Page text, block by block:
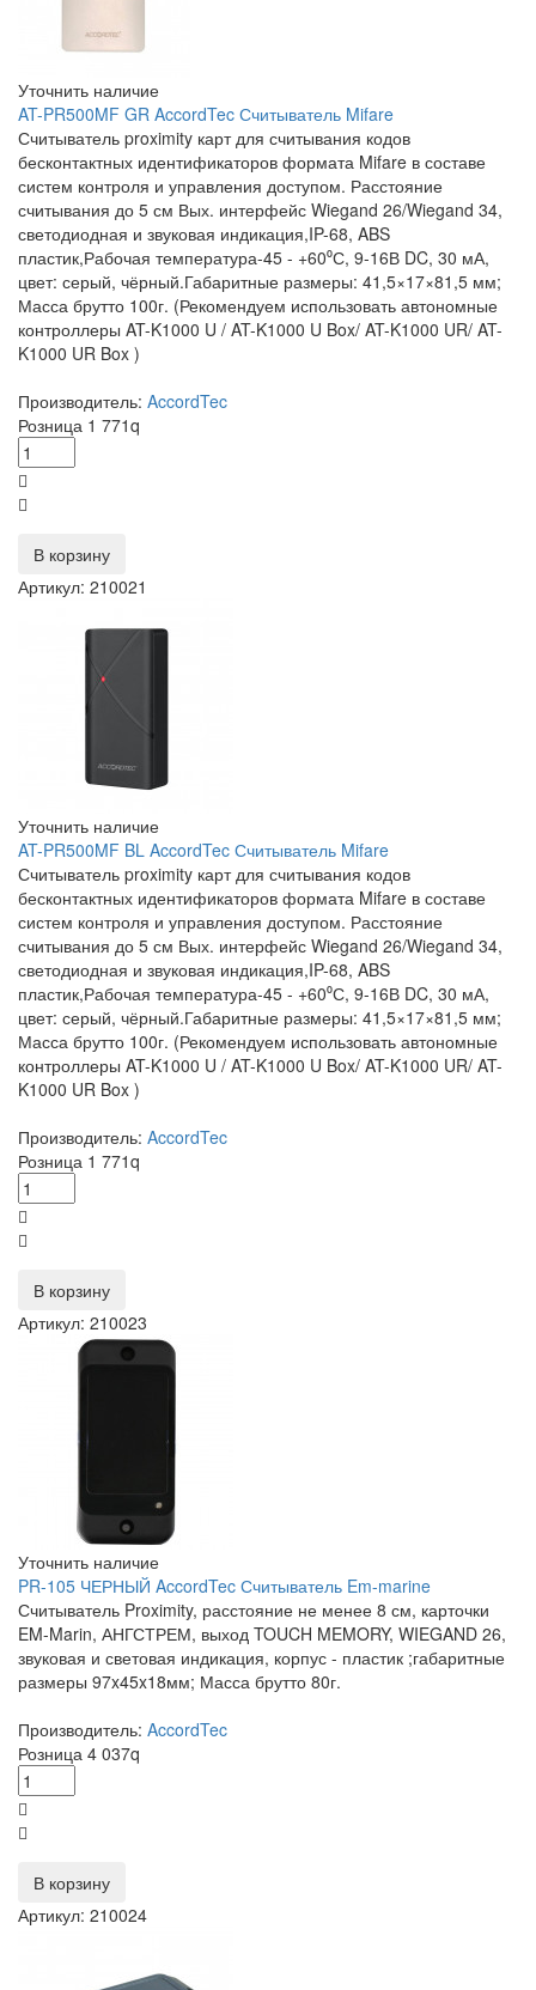
Уточнить наличие
AT-PR500MF GR AccordTec Считыватель Mifare
Считыватель proximity карт для считывания кодов
бесконтактных идентификаторов формата Mifare в составе
систем контроля и управления доступом. Расстояние
считывания до 5 см Вых. интерфейс Wiegand 26/Wiegand 34,
светодиодная и звуковая индикация,IP-68, ABS
пластик,Рабочая температура-45 - +60⁰С, 9-16В DC, 30 мА,
цвет: серый, чёрный.Габаритные размеры: 41,5×17×81,5 мм;
Масса брутто 100г. (Рекомендуем использовать автономные
контроллеры AT-K1000 U / AT-K1000 U Box/ AT-K1000 UR/ AT-
K1000 UR Box )
Производитель: AccordTec
Розница 1 771q
В корзину
Артикул: 210021
Уточнить наличие
AT-PR500MF BL AccordTec Считыватель Mifare
Считыватель proximity карт для считывания кодов
бесконтактных идентификаторов формата Mifare в составе
систем контроля и управления доступом. Расстояние
считывания до 5 см Вых. интерфейс Wiegand 26/Wiegand 34,
светодиодная и звуковая индикация,IP-68, ABS
пластик,Рабочая температура-45 - +60⁰С, 9-16В DC, 30 мА,
цвет: серый, чёрный.Габаритные размеры: 41,5×17×81,5 мм;
Масса брутто 100г. (Рекомендуем использовать автономные
контроллеры AT-K1000 U / AT-K1000 U Box/ AT-K1000 UR/ AT-
K1000 UR Box )
Производитель: AccordTec
Розница 1 771q
В корзину
Артикул: 210023
Уточнить наличие
PR-105 ЧЕРНЫЙ AccordTec Считыватель Em-marine
Считыватель Proximity, расстояние не менее 8 см, карточки
EM-Marin, АНГСТРЕМ, выход TOUCH MEMORY, WIEGAND 26,
звуковая и световая индикация, корпус - пластик ;габаритные
размеры 97x45x18мм; Масса брутто 80г.
Производитель: AccordTec
Розница 4 037q
В корзину
Артикул: 210024